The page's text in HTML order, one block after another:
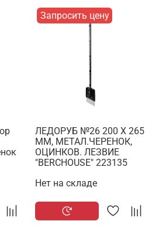
Запросить цену
ЛЕДОРУБ №26 200 Х 265
ММ, МЕТАЛ.ЧЕРЕНОК,
ОЦИНКОВ. ЛЕЗВИЕ
"BERCHOUSE" 223135
Нет на складе